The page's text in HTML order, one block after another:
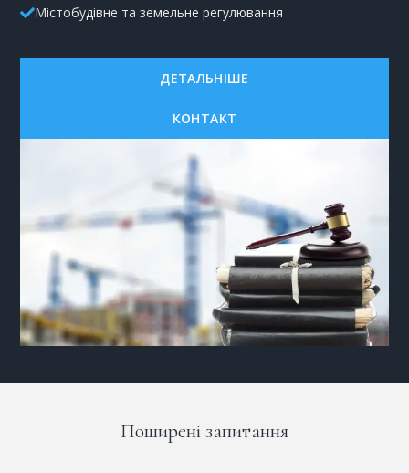
Містобудівне та земельне регулювання
ДЕТАЛЬНІШЕ
КОНТАКТ
Поширені запитання